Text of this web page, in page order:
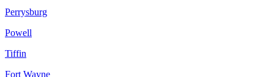
Perrysburg
Powell
Tiffin
Fort Wayne